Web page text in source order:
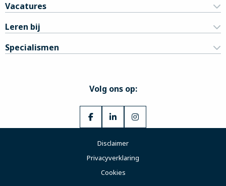
Vacatures
Leren bij
Specialismen
Volg ons op:
Ga
Facebook
Ga
LinkedIn
Ga
Disclaimer
Privacyverklaring
Cookies